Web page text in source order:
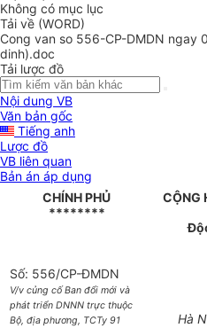
Không có mục lục
Tải về (WORD)
Cong van so 556-CP-DMDN ngay
dinh).doc
Tải lược đồ
Nội dung VB
Văn bản gốc
Tiếng anh
Lược đồ
VB liên quan
Bản án áp dụng
CHÍNH PHỦ
********
CỘNG
Số: 556/CP-ĐMDN
V/v củng cố Ban đổi mới và
phát triển DNNN trực thuộc
Bộ, địa phương, TCTy 91
Hà